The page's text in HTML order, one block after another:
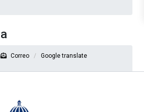
Correo Google translate